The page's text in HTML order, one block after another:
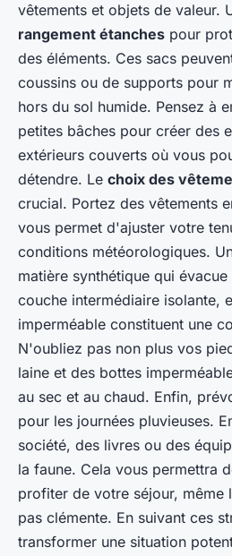
vêtements et objets de valeur.
rangement étanches pour
des éléments. Ces sacs
coussins ou de supports pour
hors du sol humide. Pensez à
petites bâches pour créer des
extérieurs couverts où vous
détendre. Le choix des
crucial. Portez des vêtements
vous permet d'ajuster votre
conditions météorologiques.
matière synthétique qui
couche intermédiaire isolante,
imperméable constituent une
N'oubliez pas non plus vos
laine et des bottes
au sec et au chaud. Enfin,
pour les journées pluvieuses.
société, des livres ou des
la faune. Cela vous permettra
profiter de votre séjour, même
pas clémente. En suivant ces
transformer une situation